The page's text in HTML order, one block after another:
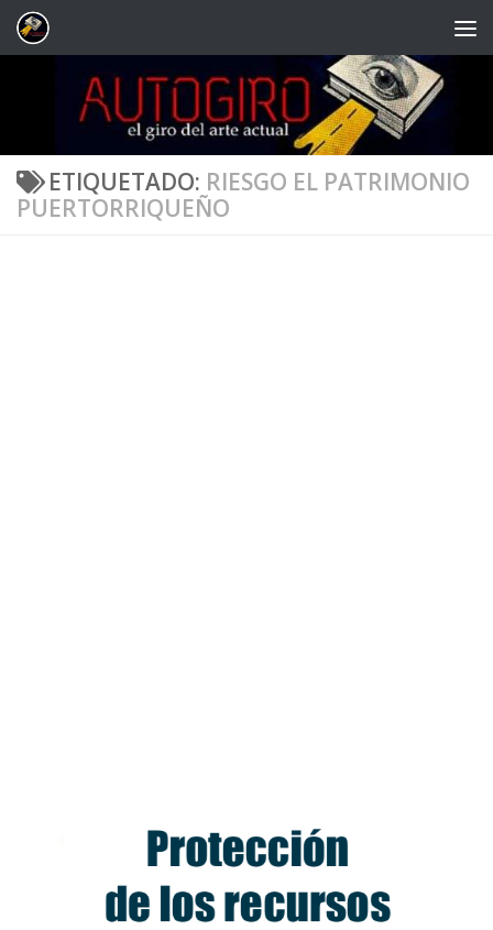
Saltar al contenido
ETIQUETADO: RIESGO EL PATRIMONIO
PUERTORRIQUEÑO